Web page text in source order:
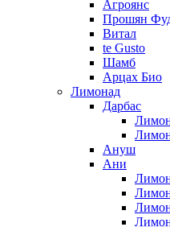
Агроянс
Прошян
Витал
te Gusto
Шамб
Арцах Био
Лимонад
Дарбас
Ануш
Ани